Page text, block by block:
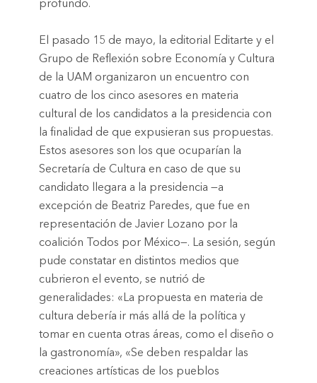
profundo.
El pasado 15 de mayo, la editorial Editarte y el
Grupo de Reflexión sobre Economía y Cultura
de la UAM organizaron un encuentro con
cuatro de los cinco asesores en materia
cultural de los candidatos a la presidencia con
la finalidad de que expusieran sus propuestas.
Estos asesores son los que ocuparían la
Secretaría de Cultura en caso de que su
candidato llegara a la presidencia —a
excepción de Beatriz Paredes, que fue en
representación de Javier Lozano por la
coalición Todos por México—. La sesión, según
pude constatar en distintos medios que
cubrieron el evento, se nutrió de
generalidades: «La propuesta en materia de
cultura debería ir más allá de la política y
tomar en cuenta otras áreas, como el diseño o
la gastronomía», «Se deben respaldar las
creaciones artísticas de los pueblos